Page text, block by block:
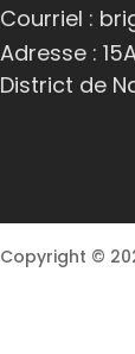
Courriel :
Adresse :
District de
Copyright ©